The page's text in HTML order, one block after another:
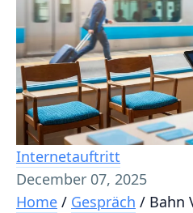
Internetauftritt
December 07, 2025
Home / Gespräch / Bahn